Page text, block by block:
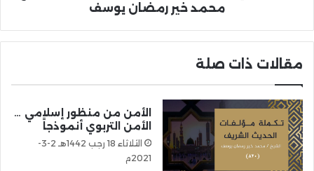
محمد خير رمضان يوسف
مقالات ذات صلة
الأمن من منظور إسلامي …
الأمن التربوي أنموذجاً
الثلاثاء 18 رجب 1442هـ 2-3-
2021م